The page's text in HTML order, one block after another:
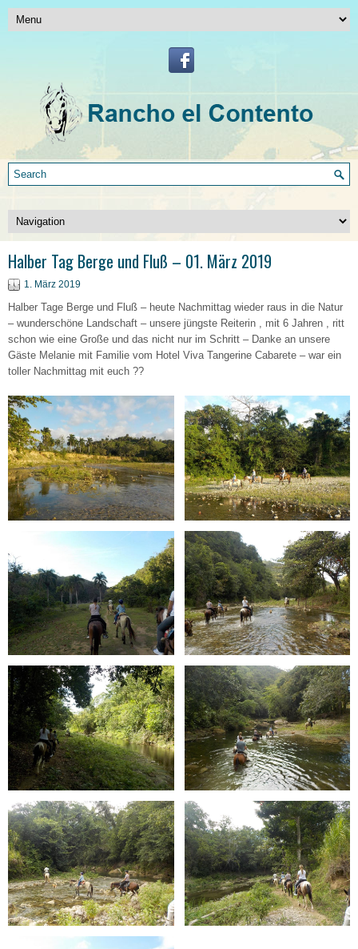
Halber Tag Berge und Fluß – 01. März 2019
1. März 2019
Halber Tage Berge und Fluß – heute Nachmittag wieder raus in die Natur
– wunderschöne Landschaft – unsere jüngste Reiterin , mit 6 Jahren , ritt
schon wie eine Große und das nicht nur im Schritt – Danke an unsere
Gäste Melanie mit Familie vom Hotel Viva Tangerine Cabarete – war ein
toller Nachmittag mit euch ??